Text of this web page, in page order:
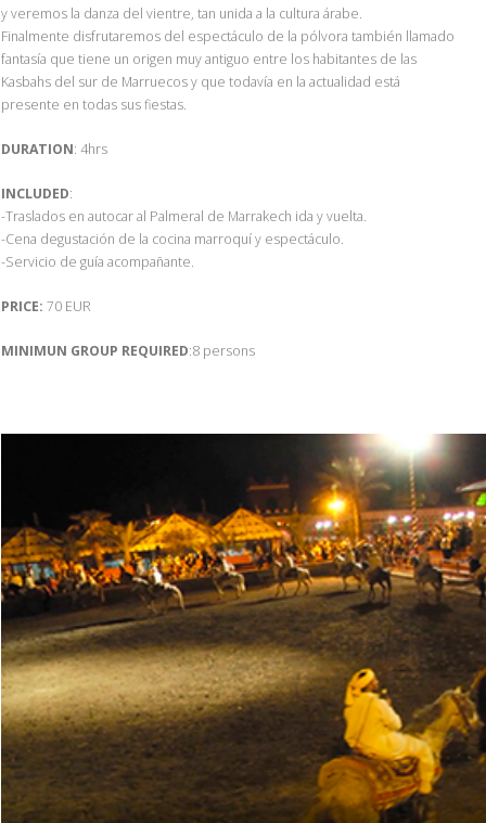
y veremos la danza del vientre, tan unida a la cultura árabe.
Finalmente disfrutaremos del espectáculo de la pólvora también llamado
fantasía que tiene un origen muy antiguo entre los habitantes de las
Kasbahs del sur de Marruecos y que todavía en la actualidad está
presente en todas sus fiestas.
DURATION: 4hrs
INCLUDED:
-Traslados en autocar al Palmeral de Marrakech ida y vuelta.
-Cena degustación de la cocina marroquí y espectáculo.
-Servicio de guía acompañante.
PRICE: 70 EUR
MINIMUN GROUP REQUIRED:8 persons